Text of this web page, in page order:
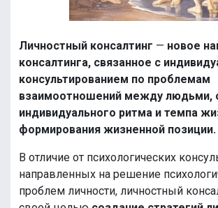
п
и
с
я
м
Личностный консалтинг — новое
консалтинга, связанное с
консультированием по проблемам
взаимоотношений между людьми,
индивидуального ритма и темпа
формирования жизненной позиции.
В отличие от психологических
направленных на решение
проблем личности, личностный